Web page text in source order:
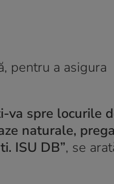
pentru a asigura
va spre locurile
naturale,
ISU DB”, se